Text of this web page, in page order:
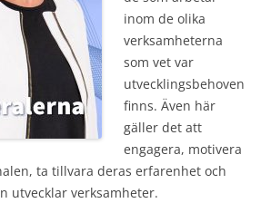
inom de olika
verksamheterna
som vet var
utvecklingsbehoven
finns. Även här
gäller det att
engagera, motivera
ta tillvara deras erfarenhet och
utvecklar verksamheter.